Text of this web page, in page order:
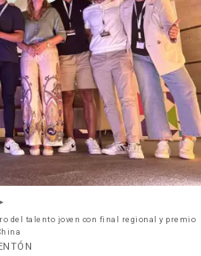
del talento joven con final regional y premio